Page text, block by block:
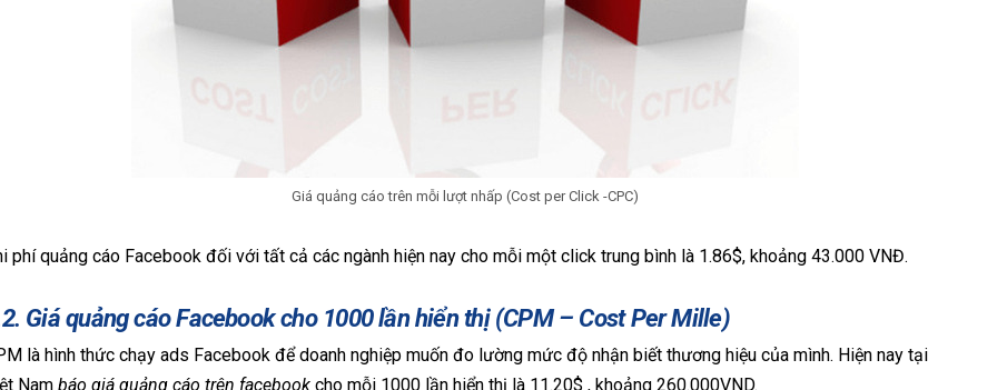
Giá quảng cáo trên mỗi lượt nhấp (Cost per Click -CPC)
phí quảng cáo Facebook đối với tất cả các ngành hiện nay cho mỗi một click trung bình là 1.86$, khoảng 43.000 VNĐ.
Giá quảng cáo Facebook cho 1000 lần hiển thị (CPM – Cost Per Mille)
là hình thức chạy ads Facebook để doanh nghiệp muốn đo lường mức độ nhận biết thương hiệu của mình. Hiện nay tại
Nambáo giá quảng cáo trên facebook cho mỗi 1000 lần hiển thị là 11.20$ , khoảng 260.000VND.